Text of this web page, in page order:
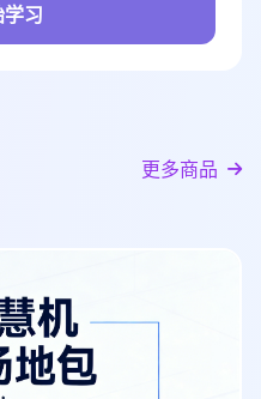
习
更多商品